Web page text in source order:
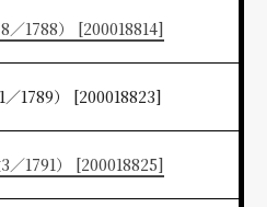
／1788） [200018814]
／1789） [200018823]
／1791） [200018825]